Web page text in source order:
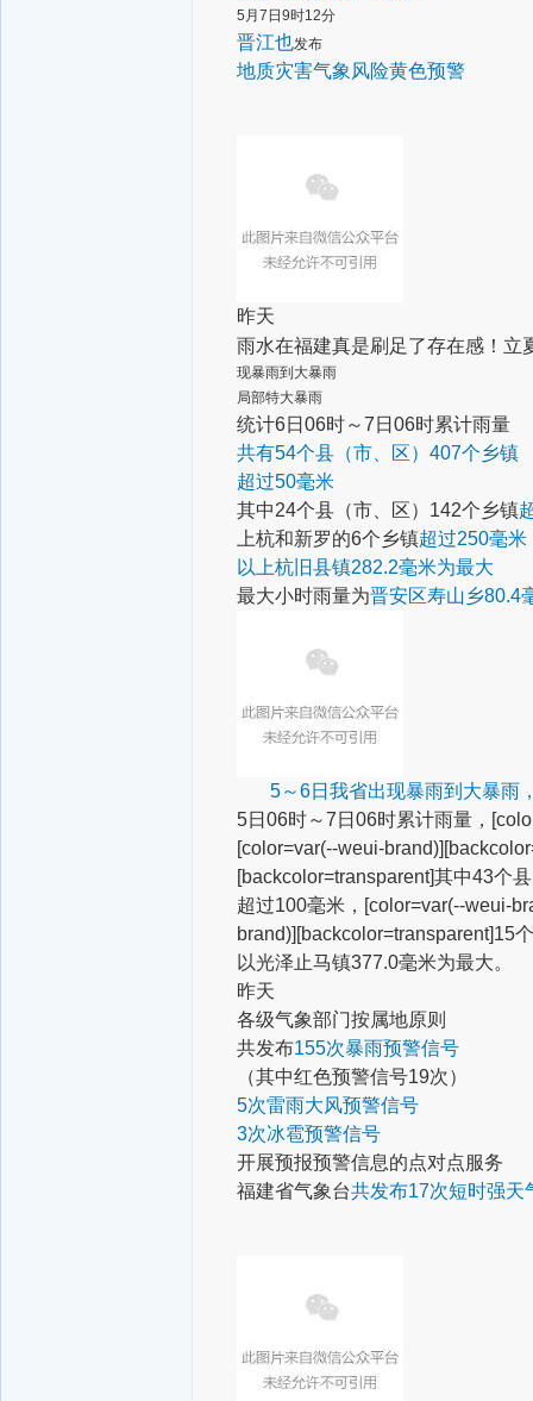
5月7日9时12分
晋江也发布
地质灾害气象风险黄色预警
昨天
雨水在福建真是刷足了存在感！ 立
现暴雨到大暴雨
局部特大暴雨
统计6日06时～7日06时累计雨量
共有54个县（市、区）407个乡镇
超过50毫米
其中24个县（市、区）142个乡镇
上杭和新罗的6个乡镇超过250毫米
以上杭旧县镇282.2毫米为最大
最大小时雨量为晋安区寿山乡80.4
5～6日我省出现暴雨到大暴雨
5日06时～7日06时累计雨量，
[color=var(--weui-
[backcolor=transparent]其中43个
超过100毫米， [color=var(--weui-
brand)][backcolor=transparent]15
以光泽止马镇377.0毫米为最大。
昨天
各级气象部门按属地原则
共发布155次暴雨预警信号
（其中红色预警信号19次）
5次雷雨大风预警信号
3次冰雹预警信号
开展预报预警信息的点对点服务
福建省气象台共发布17次短时强天